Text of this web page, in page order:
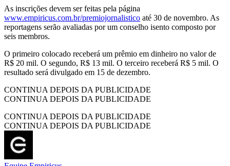
As inscrições devem ser feitas pela página
www.empiricus.com.br/premiojornalistico até 30 de novembro. As
reportagens serão avaliadas por um conselho isento composto por
seis membros.
O primeiro colocado receberá um prêmio em dinheiro no valor de
R$ 20 mil. O segundo, R$ 13 mil. O terceiro receberá R$ 5 mil. O
resultado será divulgado em 15 de dezembro.
CONTINUA DEPOIS DA PUBLICIDADE
CONTINUA DEPOIS DA PUBLICIDADE
CONTINUA DEPOIS DA PUBLICIDADE
CONTINUA DEPOIS DA PUBLICIDADE